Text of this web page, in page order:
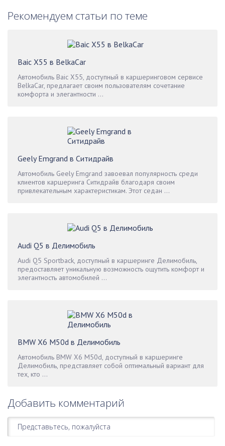
Рекомендуем статьи по теме
Baic X55 в BelkaCar
Автомобиль Baic X55, доступный в каршеринговом сервисе
BelkaCar, предлагает своим пользователям сочетание
комфорта и элегантности ...
Geely Emgrand в Ситидрайв
Автомобиль Geely Emgrand завоевал популярность среди
клиентов каршеринга Ситидрайв благодаря своим
привлекательным характеристикам. Этот седан ...
Audi Q5 в Делимобиль
Audi Q5 Sportback, доступный в каршеринге Делимобиль,
предоставляет уникальную возможность ощутить комфорт и
элегантность автомобилей ...
BMW X6 M50d в Делимобиль
Автомобиль BMW X6 M50d, доступный в каршеринге
Делимобиль, представляет собой оптимальный вариант для
тех, кто ...
Добавить комментарий